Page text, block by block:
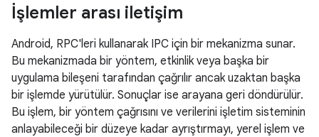
İşlemler arası iletişim
Android, RPC'leri kullanarak IPC için bir mekanizma sunar.
Bu mekanizmada bir yöntem, etkinlik veya başka bir
uygulama bileşeni tarafından çağrılır ancak uzaktan başka
bir işlemde yürütülür. Sonuçlar ise arayana geri döndürülür.
Bu işlem, bir yöntem çağrısını ve verilerini işletim sisteminin
anlayabileceği bir düzeye kadar ayrıştırmayı, yerel işlem ve